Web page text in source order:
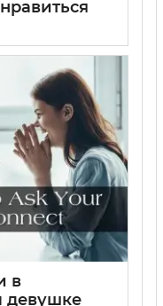
в
девушке